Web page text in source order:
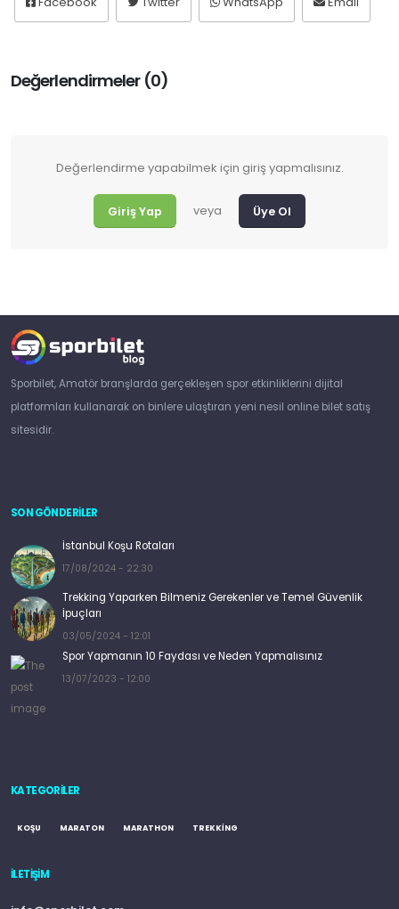
Değerlendirmeler (0)
Değerlendirme yapabilmek için giriş yapmalısınız.
Giriş Yap veya Üye Ol
Sporbilet, Amatör branşlarda gerçekleşen spor etkinliklerini dijital
platformları kullanarak on binlere ulaştıran yeni nesil online bilet satış
sitesidir.
SON GÖNDERİLER
İstanbul Koşu Rotaları
17/08/2024 - 22:30
Trekking Yaparken Bilmeniz Gerekenler ve Temel Güvenlik
İpuçları
03/05/2024 - 12:01
Spor Yapmanın 10 Faydası ve Neden Yapmalısınız
13/07/2023 - 12:00
KATEGORILER
KOŞU MARATON MARATHON TREKKING
İLETIŞIM